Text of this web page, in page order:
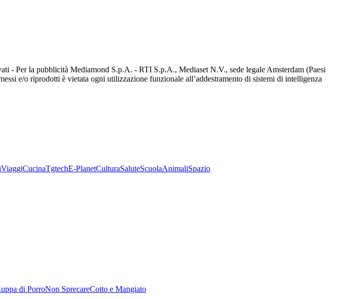
- Per la pubblicità Mediamond S.p.A. - RTI S.p.A., Mediaset N.V., sede legale Amsterdam (Paesi
e/o riprodotti è vietata ogni utilizzazione funzionale all’addestramento di sistemi di intelligenza
ViaggiCucinaTgtechE-PlanetCulturaSaluteScuolaAnimaliSpazio
di PorroNon SprecareCotto e Mangiato